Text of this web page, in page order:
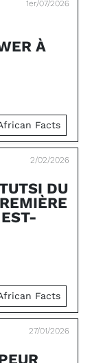
1er/07/2026
À
Facts
2/02/2026
DU
Facts
27/01/2026